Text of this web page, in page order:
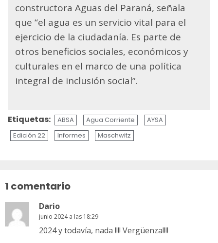
constructora Aguas del Paraná, señala
que “el agua es un servicio vital para el
ejercicio de la ciudadanía. Es parte de
otros beneficios sociales, económicos y
culturales en el marco de una política
integral de inclusión social”.
Etiquetas: ABSA Agua Corriente
AYSA
Edición 22
Informes Maschwitz
1 comentario
Dario
junio 2024 a las 18:29
2024 y todavía, nada !!!! Vergüenza!!!!